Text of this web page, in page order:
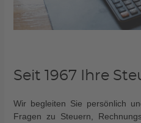
Seit 1967 Ihre
Wir begleiten Sie persönlich
Fragen zu Steuern,